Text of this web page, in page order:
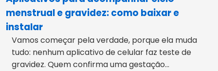
menstrual e gravidez: como baixar e
instalar
Vamos começar pela verdade, porque ela muda
tudo: nenhum aplicativo de celular faz teste de
gravidez. Quem confirma uma gestação...